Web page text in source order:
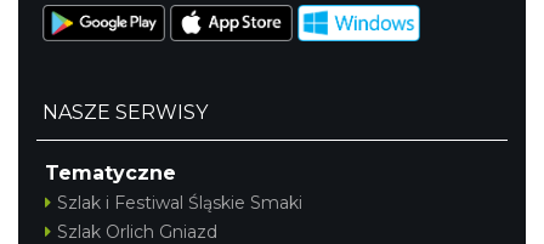
NASZE SERWISY
Tematyczne
Szlak i Festiwal Śląskie Smaki
Szlak Orlich Gniazd